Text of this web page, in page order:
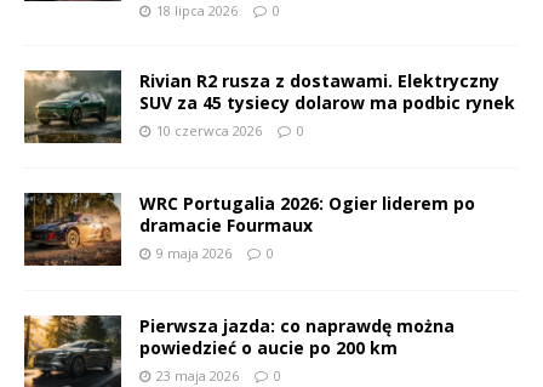
18 lipca 2026 0
Rivian R2 rusza z dostawami. Elektryczny
SUV za 45 tysiecy dolarow ma podbic rynek
10 czerwca 2026 0
WRC Portugalia 2026: Ogier liderem po
dramacie Fourmaux
9 maja 2026 0
Pierwsza jazda: co naprawdę można
powiedzieć o aucie po 200 km
23 maja 2026 0